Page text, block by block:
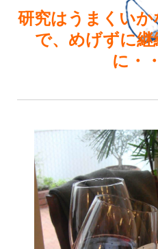
研究はうまくい
で、めげずに
に・